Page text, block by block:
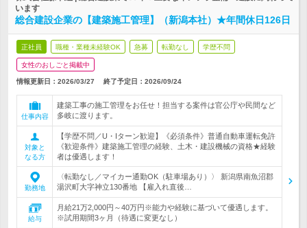
います
総合建設企業の【建築施工管理】（新潟本社）★年間休日126日
正社員 職種・業種未経験OK 急募 転勤なし 学歴不問
女性のおしごと掲載中
情報更新日：2026/03/27 終了予定日： 2026/09/24
仕事内容
建築工事の施工管理をお任せ！担当する案件は官公庁や民間など
多岐に渡ります。
対象と
なる方
【学歴不問／U・Iターン歓迎】《必須条件》普通自動車運転免許
《歓迎条件》建築施工管理の経験、土木・建設機械の資格★経験
者は優遇します！
勤務地
〈転勤なし／マイカー通勤OK（駐車場あり）〉 新潟県南魚沼郡
湯沢町大字神立130番地 【雇入れ直後…
給与
月給21万2,000円～40万円※能力や経験に基づいて優遇します。
※試用期間3ヶ月（待遇に変更なし）